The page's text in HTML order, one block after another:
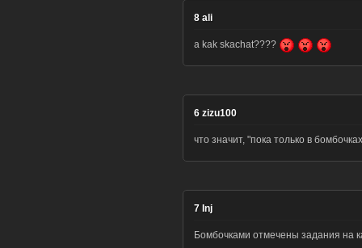
8 ali
a kak skachat????
6 zizu100
что значит, "пока только в
7 Inj
Бомбочками отмечены задания на